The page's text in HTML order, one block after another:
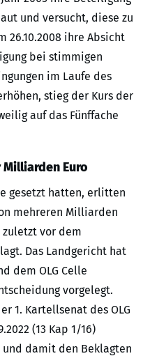
und versucht, diese zu
26.10.2008 ihre Absicht
bei stimmigen
im Laufe des
stieg der Kurs der
auf das Fünffache
Euro
gesetzt hatten, erlitten
mehreren Milliarden
zuletzt vor dem
Das Landgericht hat
dem OLG Celle
vorgelegt.
1. Kartellsenat des OLG
(13 Kap 1/16)
und damit den Beklagten